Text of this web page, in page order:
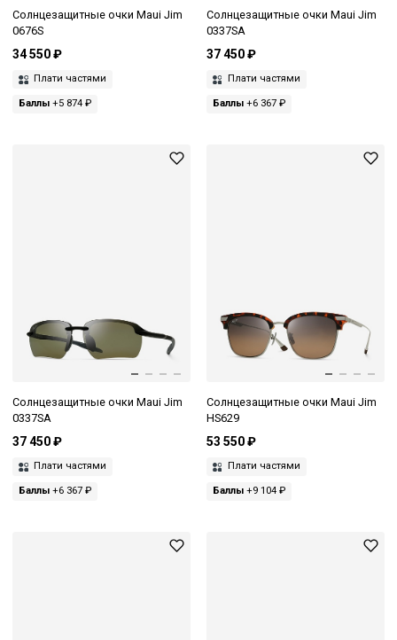
Солнцезащитные очки Maui Jim
0676S
34 550 ₽
Плати частями
Баллы +5 874 ₽
Солнцезащитные очки Maui Jim
0337SA
37 450 ₽
Плати частями
Баллы+6 367 ₽
Солнцезащитные очки Maui Jim
0337SA
37 450 ₽
Плати частями
Баллы +6 367 ₽
Солнцезащитные очки Maui Jim
HS629
53 550 ₽
Плати частями
Баллы+9 104 ₽